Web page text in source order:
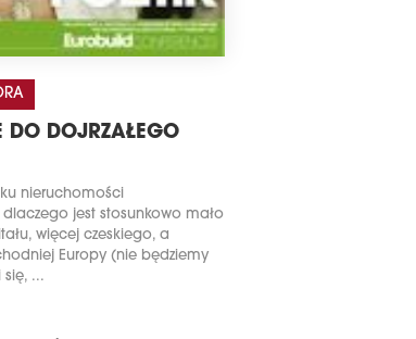
DO DOJRZAŁEGO
nieruchomości
jest stosunkowo mało
więcej czeskiego, a
Europy (nie będziemy
się, ...